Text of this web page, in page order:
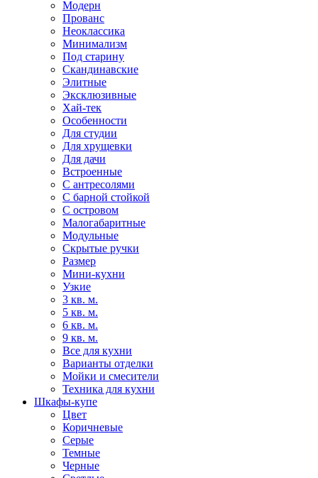
Модерн
Прованс
Неоклассика
Минимализм
Под старину
Скандинавские
Элитные
Эксклюзивные
Хай-тек
Особенности
Для студии
Для хрущевки
Для дачи
Встроенные
С антресолями
С барной стойкой
С островом
Малогабаритные
Модульные
Скрытые ручки
Размер
Мини-кухни
Узкие
3 кв. м.
5 кв. м.
6 кв. м.
9 кв. м.
Все для кухни
Варианты отделки
Мойки и смесители
Техника для кухни
Шкафы-купе
Цвет
Коричневые
Серые
Темные
Черные